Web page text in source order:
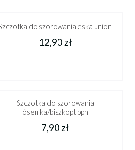
do szorowania eska union
12,90 zł
Szczotka do szorowania
ósemka/biszkopt ppn
7,90 zł